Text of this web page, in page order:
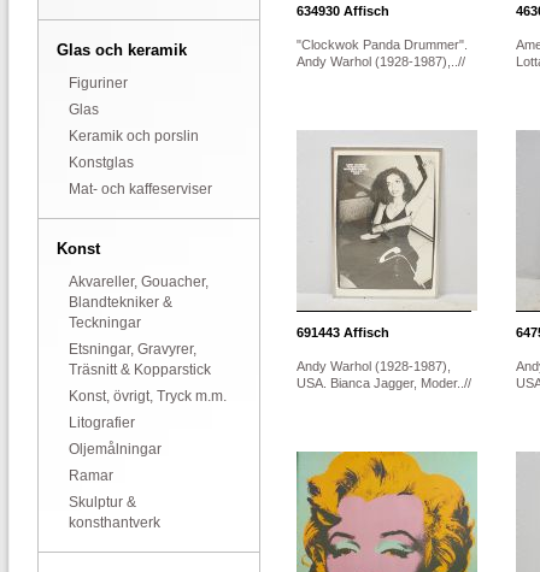
Glas och keramik
Figuriner
Glas
Keramik och porslin
Konstglas
Mat- och kaffeserviser
Konst
Akvareller, Gouacher,
Blandtekniker &
Teckningar
Etsningar, Gravyrer,
Träsnitt & Kopparstick
Konst, övrigt, Tryck m.m.
Litografier
Oljemålningar
Ramar
Skulptur &
konsthantverk
634930 Affisch
"Clockwok Panda Drummer".
Andy Warhol (1928-1987),..//
691443 Affisch
Andy Warhol (1928-1987),
USA. Bianca Jagger, Moder..//